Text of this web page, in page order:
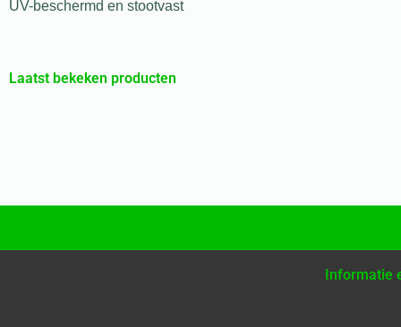
UV-beschermd en stootvast
Laatst bekeken producten
Informatie